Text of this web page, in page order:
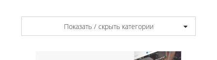
Показать / скрыть категории